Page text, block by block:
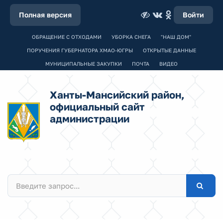
Полная версия Войти
ОБРАЩЕНИЕ С ОТХОДАМИ УБОРКА СНЕГА "НАШ ДОМ"
ПОРУЧЕНИЯ ГУБЕРНАТОРА ХМАО-ЮГРЫ ОТКРЫТЫЕ ДАННЫЕ
МУНИЦИПАЛЬНЫЕ ЗАКУПКИ ПОЧТА ВИДЕО
Ханты-Мансийский район,
официальный сайт
администрации